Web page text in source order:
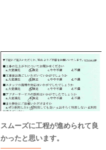
スムーズに工程が進められて良
かったと思います。